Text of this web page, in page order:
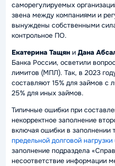
саморегулируемых
звена между компаниями и
вынуждены собственными
контрольное ПО.
Екатерина Тащян и Дана
Банка России, осветили
лимитов (МПЛ). Так, в 2023
составляют 15% для займов с
25% для иных займов.
Типичные ошибки при
некорректное заполнение
включая ошибки в заполнении
предельной долговой
заполнение подраздела
несоответствие информации